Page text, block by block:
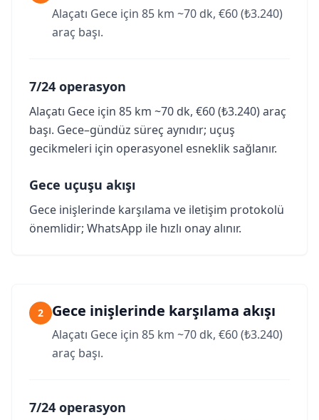
Alaçatı Gece için 85 km ~70 dk, €60 (₺3.240)
araç başı.
7/24 operasyon
Alaçatı Gece için 85 km ~70 dk, €60 (₺3.240) araç
başı. Gece–gündüz süreç aynıdır; uçuş
gecikmeleri için operasyonel esneklik sağlanır.
Gece uçuşu akışı
Gece inişlerinde karşılama ve iletişim protokolü
önemlidir; WhatsApp ile hızlı onay alınır.
2 Gece inişlerinde karşılama akışı
Alaçatı Gece için 85 km ~70 dk, €60 (₺3.240)
araç başı.
7/24 operasyon